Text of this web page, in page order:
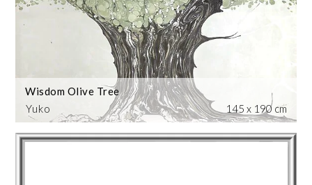
Yuko
Wisdom Olive Tree
145 x 190 cm